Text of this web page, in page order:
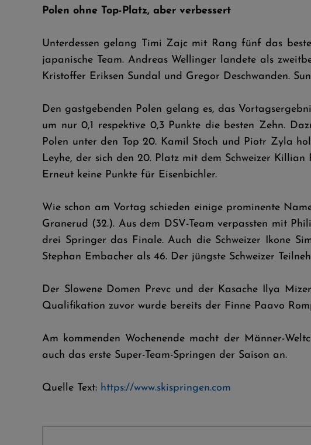
Polen ohne Top-Platz, aber verbessert
Unterdessen gelang Timi Zajc mit Rang fünf das
japanische Team. Andreas Wellinger landete als
Kristoffer Eriksen Sundal und Gregor Deschwanden.
Den gastgebenden Polen gelang es, das
um nur 0,1 respektive 0,3 Punkte die besten Zehn.
Polen unter den Top 20. Kamil Stoch und Piotr Zyla
Leyhe, der sich den 20. Platz mit dem Schweizer
Erneut keine Punkte für Eisenbichler.
Wie schon am Vortag schieden einige prominente
Granerud (32.). Aus dem DSV-Team verpassten mit
drei Springer das Finale. Auch die Schweizer Ikone
Stephan Embacher als 46. Der jüngste Schweizer
Der Slowene Domen Prevc und der Kasache Ilya
Qualifikation zuvor wurde bereits der Finne Paavo
Am kommenden Wochenende macht der Männer-
auch das erste Super-Team-Springen der Saison an.
Quelle Text: https://www.skispringen.com